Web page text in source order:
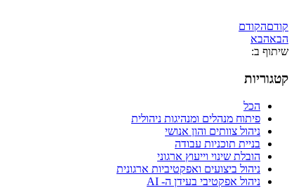
קודםהקודם
הבאהבא
שיתוף ב:
קטגוריות
הכל
פיתוח מנהלים ומנהיגות ניהולית
ניהול צוותים והון אנושי
בניית תוכניות עבודה
הובלת שינוי וייעוץ ארגוני
ניהול ביצועים ואפקטיביות ארגונית
ניהול אפקטיבי בעידן ה- AI